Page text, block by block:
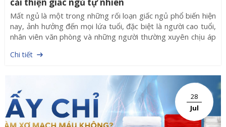
cải thiện giấc ngủ tự nhiên
Mất ngủ là một trong những rối loạn giấc ngủ phổ biến hiện
nay, ảnh hưởng đến mọi lứa tuổi, đặc biệt là người cao tuổi,
nhân viên văn phòng và những người thường xuyên chịu áp
thường xuyên thức giấc giữa đêm kéo dài không chỉ gây
mạch và chất lượng cuộc sống. Bên cạnh các phương pháp
điều trị bằng thuốc, cấy chỉ điều trị mất ngủ đang được
nhiều bác sĩ Y học cổ truyền lựa chọn nhờ khả năng kích thích
huyệt đạo liên tục, giúp cải thiện giấc ngủ một cách tự nhiên
và hạn chế phụ thuộc vào thuốc.
Chi tiết
28
Jul